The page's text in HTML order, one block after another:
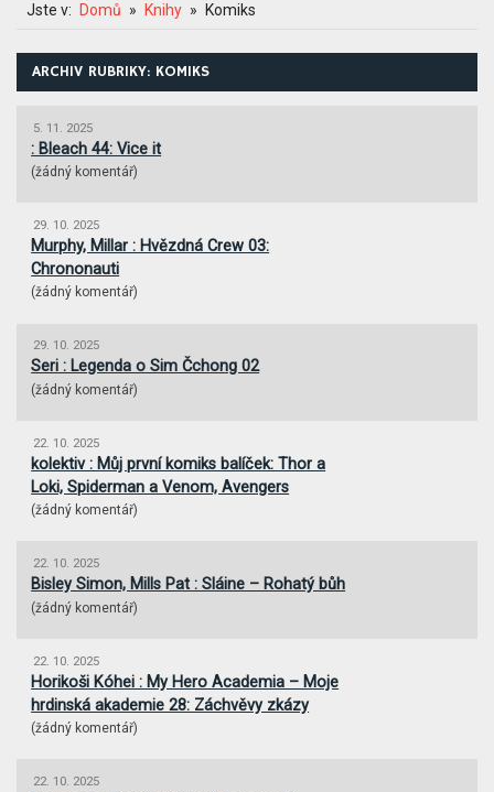
Jste v: Domů Knihy Komiks
ARCHIV RUBRIKY: KOMIKS
5. 11. 2025
: Bleach 44: Vice it
(žádný komentář)
29. 10. 2025
Murphy, Millar : Hvězdná Crew 03:
Chrononauti
(žádný komentář)
29. 10. 2025
Seri : Legenda o Sim Čchong 02
(žádný komentář)
22. 10. 2025
kolektiv : Můj první komiks balíček: Thor a
Loki, Spiderman a Venom, Avengers
(žádný komentář)
22. 10. 2025
Bisley Simon, Mills Pat : Sláine – Rohatý bůh
(žádný komentář)
22. 10. 2025
Horikoši Kóhei : My Hero Academia – Moje
hrdinská akademie 28: Záchvěvy zkázy
(žádný komentář)
22. 10. 2025